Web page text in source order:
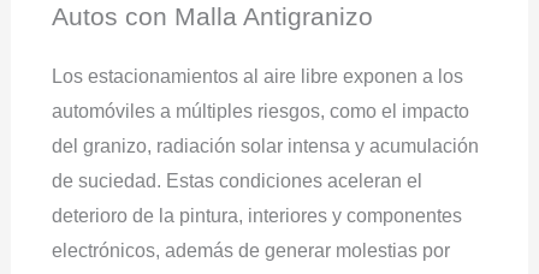
Autos con Malla Antigranizo
Los estacionamientos al aire libre exponen a los
automóviles a múltiples riesgos, como el impacto
del granizo, radiación solar intensa y acumulación
de suciedad. Estas condiciones aceleran el
deterioro de la pintura, interiores y componentes
electrónicos, además de generar molestias por